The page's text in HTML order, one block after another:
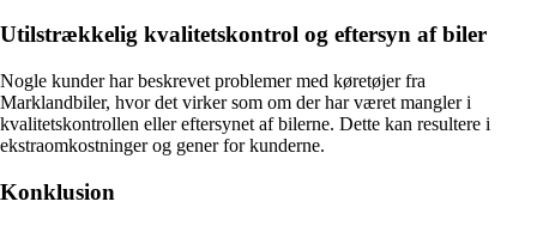
Utilstrækkelig kvalitetskontrol og eftersyn af biler
Nogle kunder har beskrevet problemer med køretøjer fra
Marklandbiler, hvor det virker som om der har været mangler i
kvalitetskontrollen eller eftersynet af bilerne. Dette kan resultere i
ekstraomkostninger og gener for kunderne.
Konklusion